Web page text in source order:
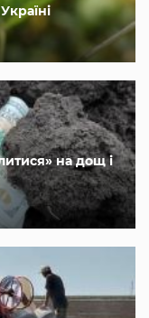
на дощ і